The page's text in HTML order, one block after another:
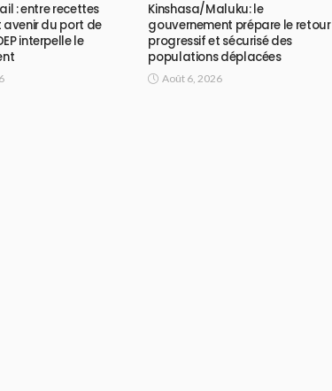
: entre recettes
avenir du port de
interpelle le
Kinshasa/Maluku: le
gouvernement prépare le retour
progressif et sécurisé des
populations déplacées
Août 6, 2026